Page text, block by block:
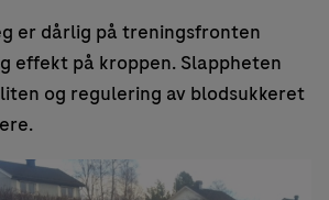
er dårlig på treningsfronten
effekt på kroppen. Slappheten
og regulering av blodsukkeret